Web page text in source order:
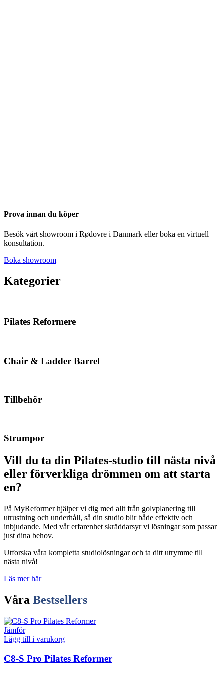
Prova innan du köper
Besök vårt showroom i Rødovre i Danmark eller boka en virtuell
konsultation.
Boka showroom
Kategorier
Pilates Reformere
Chair & Ladder Barrel
Tillbehör
Strumpor
Vill du ta din Pilates-studio till nästa nivå
eller förverkliga drömmen om att starta
en?
På MyReformer hjälper vi dig med allt från golvplanering till
utrustning och underhåll, så din studio blir både effektiv och
inbjudande. Med vår erfarenhet skräddarsyr vi lösningar som passar
just dina behov.
Utforska våra kompletta studiolösningar och ta ditt utrymme till
nästa nivå!
Läs mer här
Våra Bestsellers
Jämför
Lägg till i varukorg
C8-S Pro Pilates Reformer